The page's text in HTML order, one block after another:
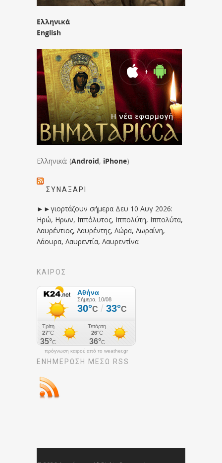
Ελληνικά
English
Ελληνικά: (Android, iPhone)
ΣΥΝΑΞΆΡΙ
►►γιορτάζουν σήμερα Δευ 10 Αυγ 2026:
Ηρώ, Ηρων, Ιππόλυτος, Ιππολύτη, Ιππολύτα,
Λαυρέντιος, Λαυρέντης, Λώρα, Λωραίνη,
Λάουρα, Λαυρεντία, Λαυρεντίνα
ΚΑΙΡΟΣ
πρόγνωση καιρού από το weather.gr
ΕΝΗΜΈΡΩΣΉ ΜΕΣΩ RSS